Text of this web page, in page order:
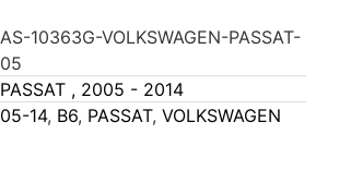
AS-10363G-VOLKSWAGEN-PASSAT-
05
PASSAT , 2005 - 2014
05-14, B6, PASSAT, VOLKSWAGEN